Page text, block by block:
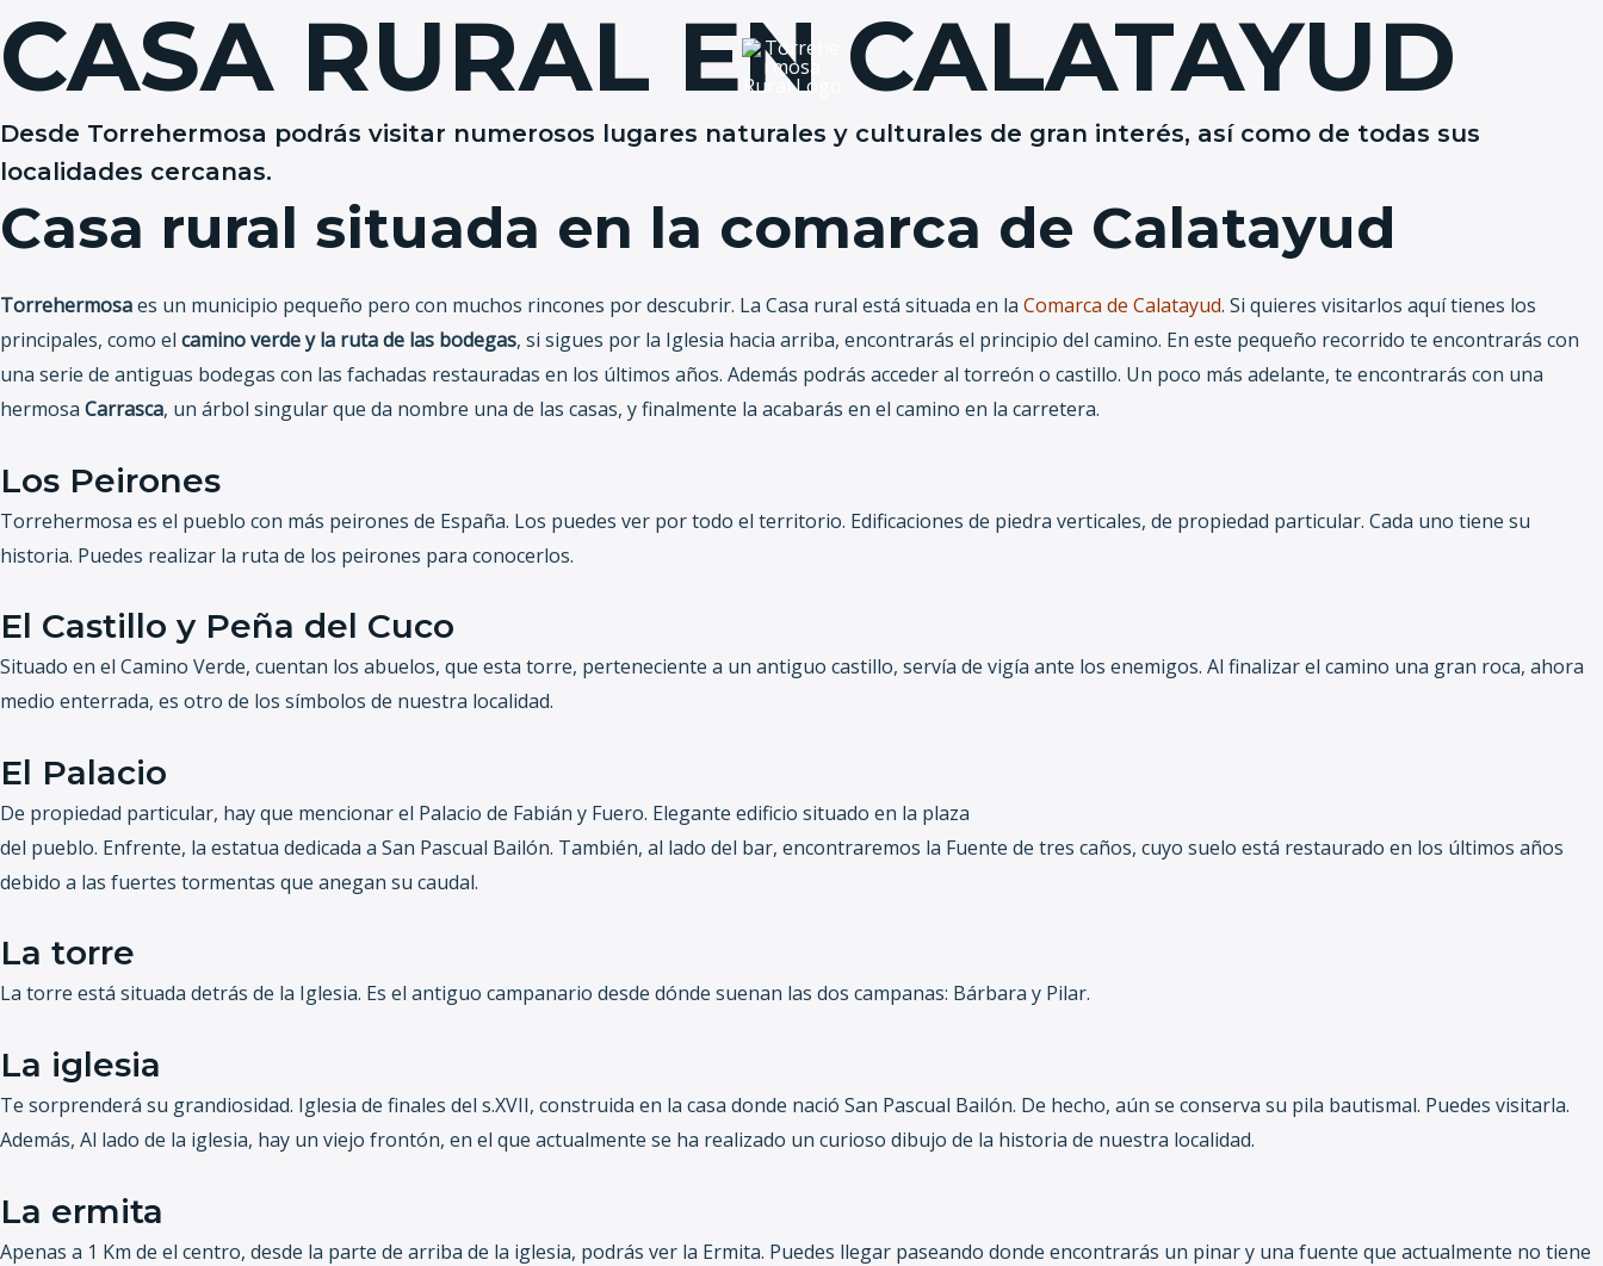
al
contenido
CASA RURAL EN CALATAYUD
Desde Torrehermosa podrás visitar numerosos lugares naturales y culturales de gran interés, así como de todas sus
localidades cercanas.
Casa rural situada en la comarca de Calatayud
Torrehermosaes un municipio pequeño pero con muchos rincones por descubrir. La Casa rural está situada en la Comarca de Calatayud. Si quieres visitarlos aquí tienes los
principales, como el camino verde y la ruta de las bodegas, si sigues por la Iglesia hacia arriba, encontrarás el principio del camino. En este pequeño recorrido te encontrarás con
una serie de antiguas bodegas con las fachadas restauradas en los últimos años. Además podrás acceder al torreón o castillo. Un poco más adelante, te encontrarás con una
hermosa Carrasca, un árbol singular que da nombre una de las casas, y finalmente la acabarás en el camino en la carretera.
Los Peirones
Torrehermosa es el pueblo con más peirones de España. Los puedes ver por todo el territorio. Edificaciones de piedra verticales, de propiedad particular. Cada uno tiene su
historia. Puedes realizar la ruta de los peirones para conocerlos.
El Castillo y Peña del Cuco
Situado en el Camino Verde, cuentan los abuelos, que esta torre, perteneciente a un antiguo castillo, servía de vigía ante los enemigos. Al finalizar el camino una gran roca, ahora
medio enterrada, es otro de los símbolos de nuestra localidad.
El Palacio
De propiedad particular, hay que mencionar el Palacio de Fabián y Fuero. Elegante edificio situado en la plaza
del pueblo. Enfrente, la estatua dedicada a San Pascual Bailón. También, al lado del bar, encontraremos la Fuente de tres caños, cuyo suelo está restaurado en los últimos años
debido a las fuertes tormentas que anegan su caudal.
La torre
La torre está situada detrás de la Iglesia. Es el antiguo campanario desde dónde suenan las dos campanas: Bárbara y Pilar.
La iglesia
Te sorprenderá su grandiosidad. Iglesia de finales del s.XVII, construida en la casa donde nació San Pascual Bailón. De hecho, aún se conserva su pila bautismal. Puedes visitarla.
Además, Al lado de la iglesia, hay un viejo frontón, en el que actualmente se ha realizado un curioso dibujo de la historia de nuestra localidad.
La ermita
Apenas a 1 Km de el centro, desde la parte de arriba de la iglesia, podrás ver la Ermita. Puedes llegar paseando donde encontrarás un pinar y una fuente que actualmente no tiene